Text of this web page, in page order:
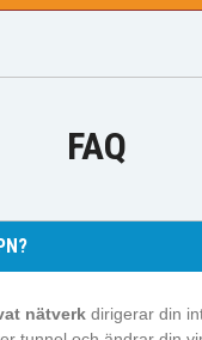
FAQ
nätverkdirigerar din